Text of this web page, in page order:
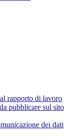
rapporto di lavoro
pubblicare sul sito
dei dati